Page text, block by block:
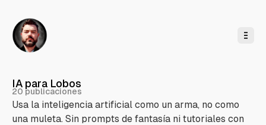
IA para Lobos
20 publicaciones
Usa la inteligencia artificial como un arma, no como
una muleta. Sin prompts de fantasía ni tutoriales con